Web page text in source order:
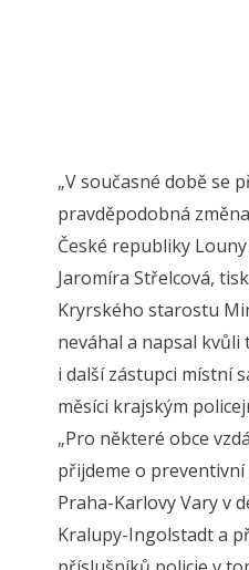
„V současné době se
pravděpodobná
České republiky
Jaromíra Střelcová,
Kryrského starostu
neváhal a napsal
i další zástupci místní
měsíci krajským
„Pro některé obce
přijdeme o preventivní
Praha-Karlovy Vary v
Kralupy-Ingolstadt a